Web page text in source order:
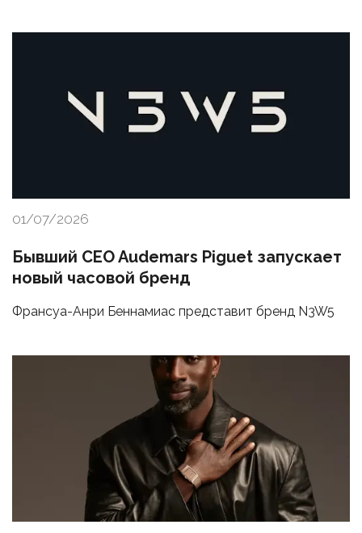
01/07/2026
Бывший CEO Audemars Piguet запускает
новый часовой бренд
Франсуа-Анри Беннамиас представит бренд N3W5